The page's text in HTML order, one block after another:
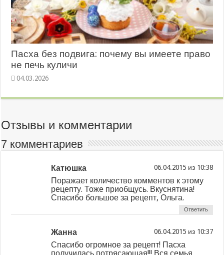
Пасха без подвига: почему вы имеете право
не печь куличи
04.03.2026
Отзывы и комментарии
7 комментариев
Катюшка из
Поражает количество комментов к этому
рецепту. Тоже приобщусь. Вкуснятина!
Спасибо большое за рецепт, Ольга.
Ответить
Жанна из
Спасибо огромное за рецепт! Пасха
получилась потрясающая!!! Вся семья